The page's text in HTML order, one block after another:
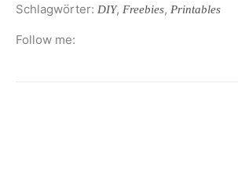
Schlagwörter: DIY, Freebies, Printables
Follow me: